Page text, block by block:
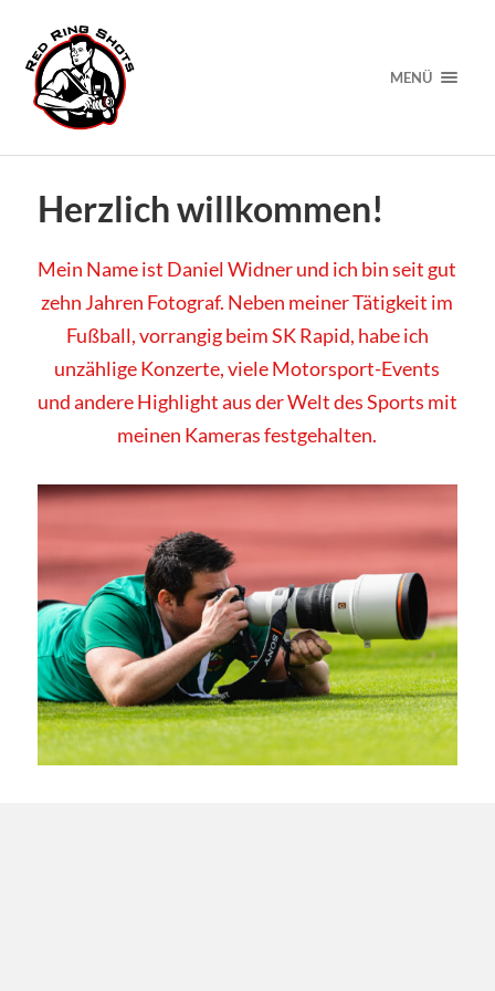
MENÜ
Herzlich willkommen!
Mein Name ist Daniel Widner und ich bin seit gut
zehn Jahren Fotograf. Neben meiner Tätigkeit im
Fußball, vorrangig beim SK Rapid, habe ich
unzählige Konzerte, viele Motorsport-Events
und andere Highlight aus der Welt des Sports mit
meinen Kameras festgehalten.